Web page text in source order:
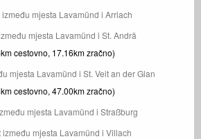
mjesta Lavamünd i Arriach
mjesta Lavamünd i St. Andrä
cestovno, 17.16km zračno)
mjesta Lavamünd i St. Veit an der Glan
cestovno, 47.00km zračno)
mjesta Lavamünd i Straßburg
između mjesta Lavamünd i Villach